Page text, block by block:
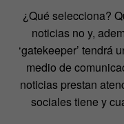
¿Qué selecciona?
noticias no y,
‘gatekeeper’ tendrá
medio de
noticias prestan
sociales tiene y